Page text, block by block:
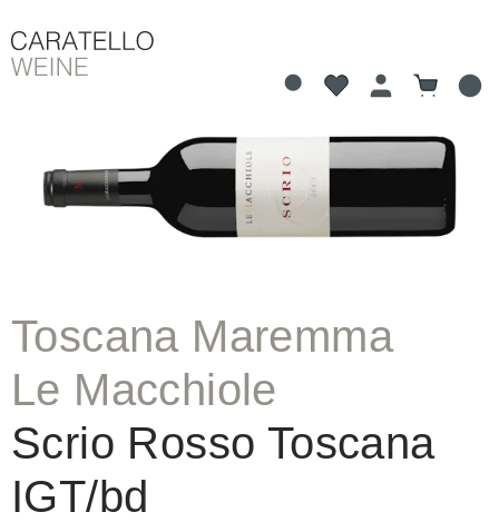
Bildergalerie überspringen
Toscana Maremma
Le Macchiole
Scrio Rosso Toscana
IGT/bd